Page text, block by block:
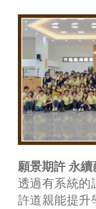
願景期許 永續
透過有系統的
許道親能提升